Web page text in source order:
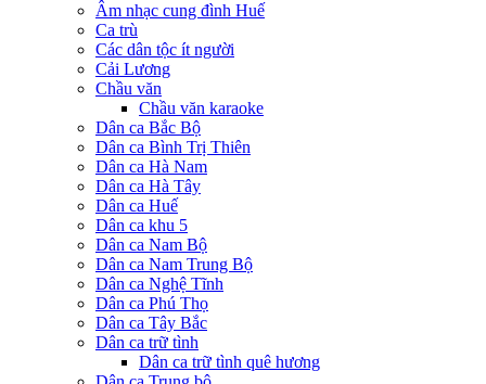
Âm nhạc cung đình Huế
Ca trù
Các dân tộc ít người
Cải Lương
Chầu văn
Chầu văn karaoke
Dân ca Bắc Bộ
Dân ca Bình Trị Thiên
Dân ca Hà Nam
Dân ca Hà Tây
Dân ca Huế
Dân ca khu 5
Dân ca Nam Bộ
Dân ca Nam Trung Bộ
Dân ca Nghệ Tĩnh
Dân ca Phú Thọ
Dân ca Tây Bắc
Dân ca trữ tình
Dân ca trữ tình quê hương